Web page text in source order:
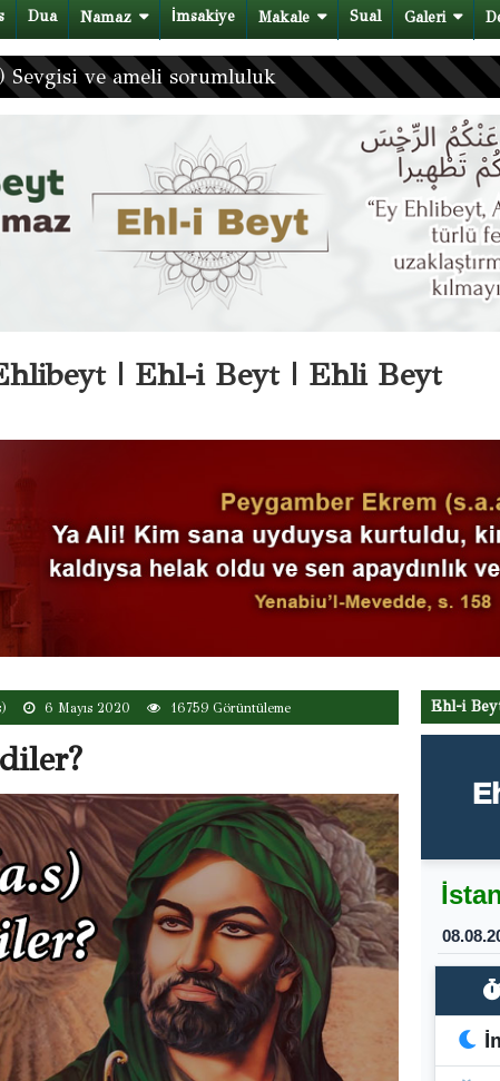
Dua Namaz İmsakiye Makale Sual Galeri
Sevgisi ve ameli sorumluluk
| Ehl-i Beyt | Ehli Beyt
6 Mayıs 2020 16759 Görüntüleme Ehl-i